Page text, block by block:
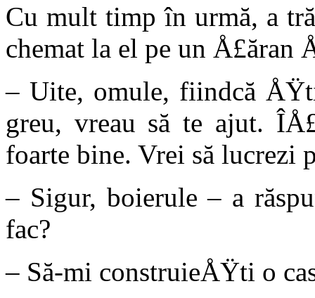
Cu mult timp în urmă, a
chemat la el pe un Å£ăran
– Uite, omule, fiindcă
greu, vreau să te ajut.
foarte bine. Vrei să lucrezi
– Sigur, boierule – a
fac?
– Să-mi construieÅŸti o